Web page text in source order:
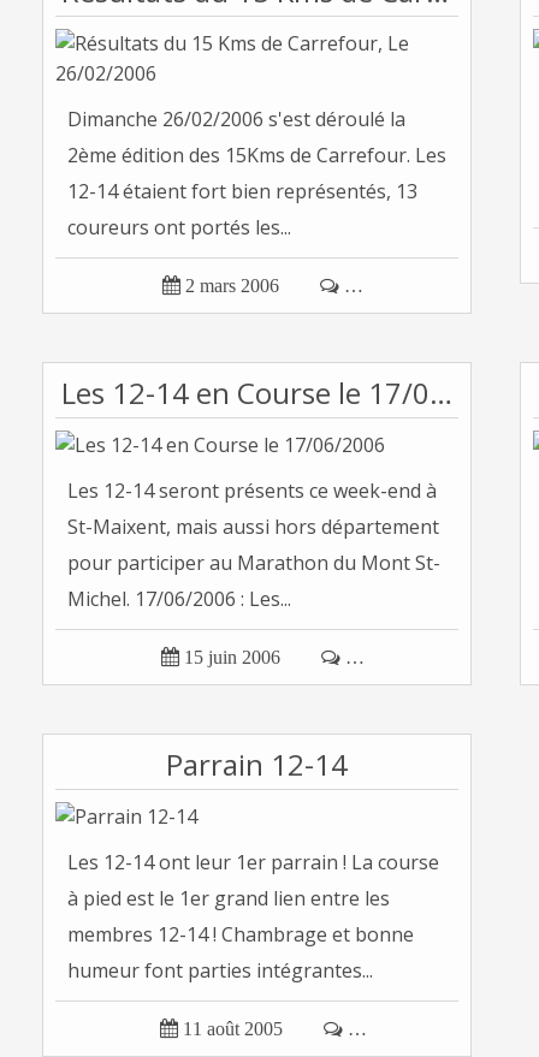
Dimanche 26/02/2006 s'est déroulé la
2ème édition des 15Kms de Carrefour. Les
12-14 étaient fort bien représentés, 13
coureurs ont portés les...
 2 mars 2006  …
Les 12-14 en Course le 17/06/2006
Les 12-14 seront présents ce week-end à
St-Maixent, mais aussi hors département
pour participer au Marathon du Mont St-
Michel. 17/06/2006 : Les...
 15 juin 2006  …
Parrain 12-14
Les 12-14 ont leur 1er parrain ! La course
à pied est le 1er grand lien entre les
membres 12-14 ! Chambrage et bonne
humeur font parties intégrantes...
 11 août 2005  …